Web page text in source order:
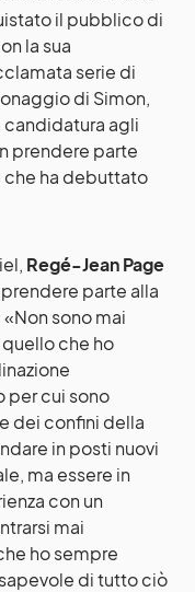
il pubblico di
la sua
serie di
di Simon,
candidatura agli
prendere parte
che ha debuttato
Regé-Jean Page
parte alla
«Non sono mai
che ho
per cui sono
dei confini della
in posti nuovi
ma essere in
con un
mai
ho sempre
di tutto ciò